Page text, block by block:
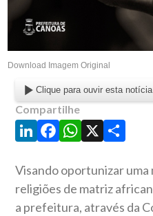
Download Imagem Original
Clique para ouvir esta notícia
Compartilhe
LinkedIn
Facebook
WhatsApp
X Share
Visando oportunizar uma
religiões de matriz
a prefeitura, através da